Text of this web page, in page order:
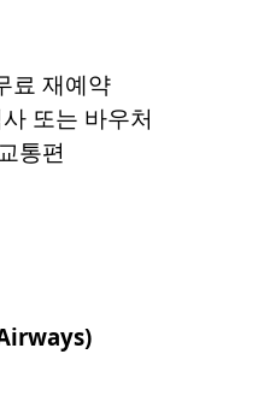
료 재예약
또는 바우처
통편